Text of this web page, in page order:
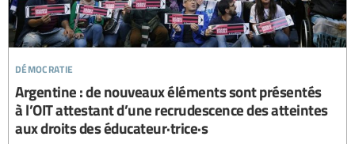
démocratie
Argentine : de nouveaux éléments sont présentés
à l’OIT attestant d’une recrudescence des atteintes
aux droits des éducateur·trice·s